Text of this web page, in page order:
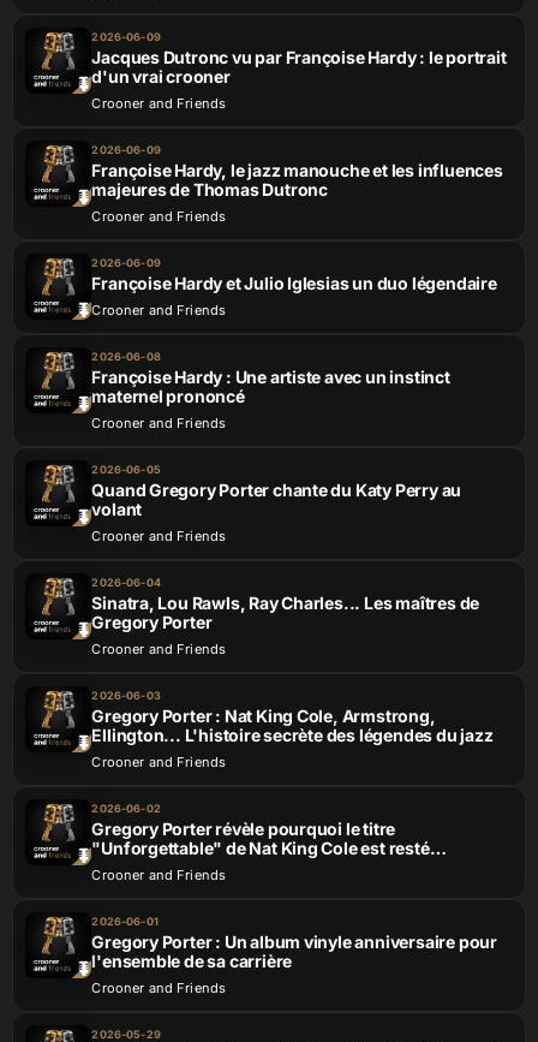
2026-06-09
Jacques Dutronc vu par Françoise Hardy : le portrait
d'un vrai crooner
Crooner and Friends
2026-06-09
Françoise Hardy, le jazz manouche et les influences
majeures de Thomas Dutronc
Crooner and Friends
2026-06-09
Françoise Hardy et Julio Iglesias un duo légendaire
Crooner and Friends
2026-06-08
Françoise Hardy : Une artiste avec un instinct
maternel prononcé
Crooner and Friends
2026-06-05
Quand Gregory Porter chante du Katy Perry au
volant
Crooner and Friends
2026-06-04
Sinatra, Lou Rawls, Ray Charles... Les maîtres de
Gregory Porter
Crooner and Friends
2026-06-03
Gregory Porter : Nat King Cole, Armstrong,
Ellington... L'histoire secrète des légendes du jazz
Crooner and Friends
2026-06-02
Gregory Porter révèle pourquoi le titre
"Unforgettable" de Nat King Cole est resté
intouchable
Crooner and Friends
2026-06-01
Gregory Porter : Un album vinyle anniversaire pour
l'ensemble de sa carrière
Crooner and Friends
2026-05-29